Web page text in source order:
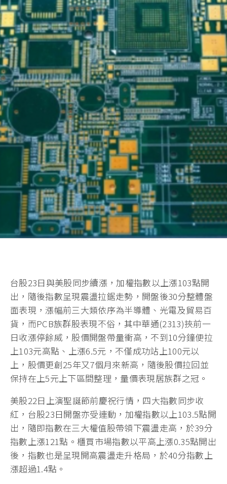
台股23日與美股同步續漲，加權指數以上漲103點開
出，隨後指數呈現震盪拉鋸走勢，開盤後30分整體盤
面表現，漲幅前三大類依序為半導體、光電及貿易百
貨，而PCB族群股表現不俗，其中華通(2313)挾前一
日收漲停餘威，股價開盤帶量衝高，不到10分鐘便拉
上103元高點、上漲6.5元，不僅成功站上100元以
上，股價更創25年又7個月來新高，隨後股價拉回並
保持在上5元上下區間整理，量價表現居族群之冠。
美股22日上演聖誕節前慶祝行情，四大指數同步收
紅，台股23日開盤亦受連動，加權指數以上103.5點開
出，隨即指數在三大權值股帶領下震盪走高，於39分
指數上漲121點。櫃買市場指數以平高上漲0.35點開出
後，指數也是呈現開高震盪走升格局，於40分指數上
漲超過1.4點。